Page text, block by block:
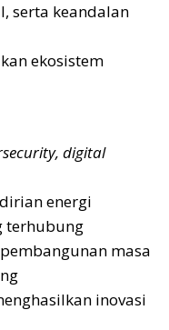
serta keandalan
ekosistem
digital
energi
terhubung
masa
inovasi